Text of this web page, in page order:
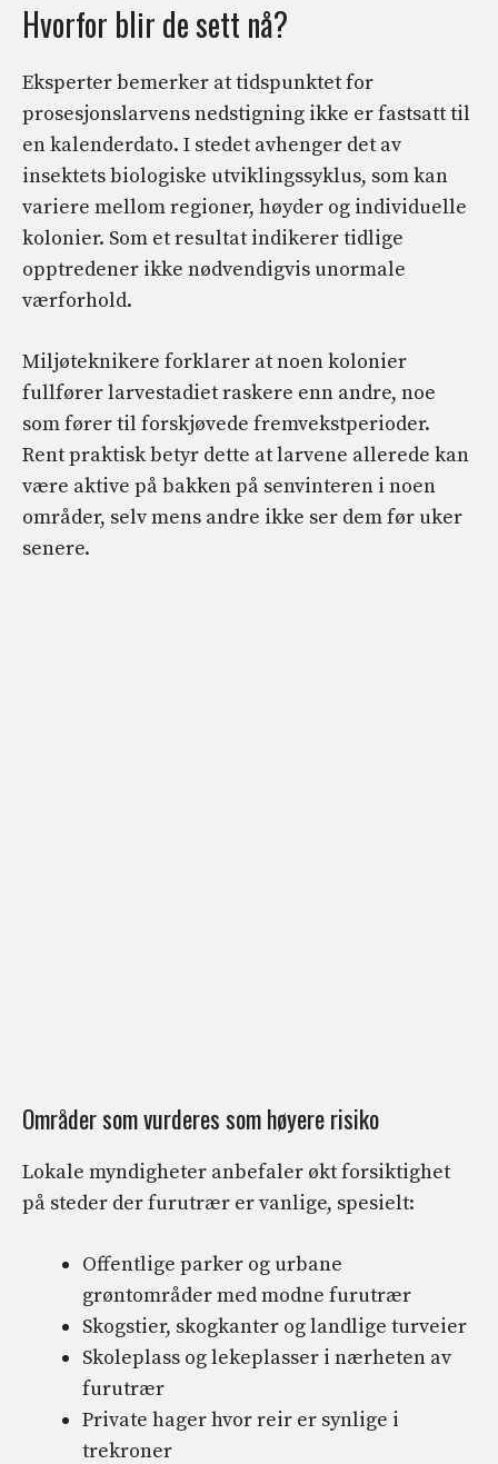
Hvorfor blir de sett nå?
Eksperter bemerker at tidspunktet for
prosesjonslarvens nedstigning ikke er fastsatt til
en kalenderdato. I stedet avhenger det av
insektets biologiske utviklingssyklus, som kan
variere mellom regioner, høyder og individuelle
kolonier. Som et resultat indikerer tidlige
opptredener ikke nødvendigvis unormale
værforhold.
Miljøteknikere forklarer at noen kolonier
fullfører larvestadiet raskere enn andre, noe
som fører til forskjøvede fremvekstperioder.
Rent praktisk betyr dette at larvene allerede kan
være aktive på bakken på senvinteren i noen
områder, selv mens andre ikke ser dem før uker
senere.
Områder som vurderes som høyere risiko
Lokale myndigheter anbefaler økt forsiktighet
på steder der furutrær er vanlige, spesielt:
Offentlige parker og urbane
grøntområder med modne furutrær
Skogstier, skogkanter og landlige turveier
Skoleplass og lekeplasser i nærheten av
furutrær
Private hager hvor reir er synlige i
trekroner